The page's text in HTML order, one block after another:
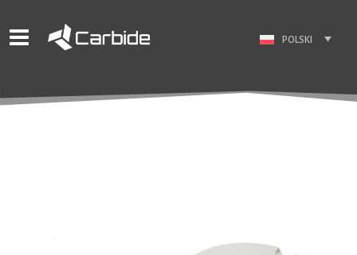
POLSKI